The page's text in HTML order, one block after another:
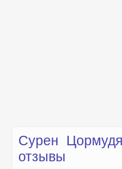
Сурен
отзывы